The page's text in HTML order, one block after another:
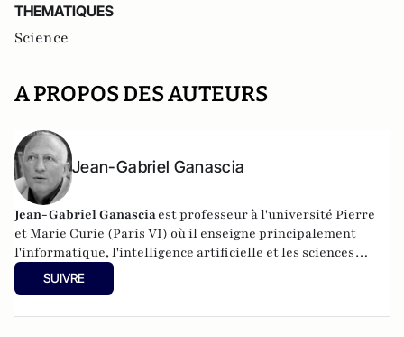
THEMATIQUES
Science
A PROPOS DES AUTEURS
Jean-Gabriel Ganascia
Jean-Gabriel Ganasciaestprofesseur à l'université Pierre
et Marie Curie (Paris VI) où il enseigne principalement
l'informatique, l'intelligence artificielle et les sciences
cognitives. Il poursuit des recherches au sein du
le
du pôle IA où il anime l'équipe
SUIVRE